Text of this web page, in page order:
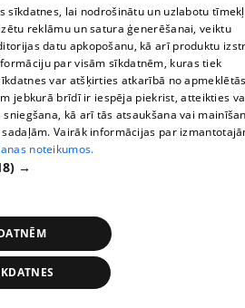
dārgākas, bet uzpirkšanas
sīkdatnes, lai nodrošinātu un uzlabotu
reklāmu un satura ģenerēšanai, veiktu
datu apkopošanu, kā arī produktu
par visām sīkdatnēm, kuras tiek
var atšķirties atkarībā no
jebkurā brīdī ir iespēja piekrist, atteikties
kā arī tās atsaukšana vai
Vairāk informācijas par
noteikumos.
→